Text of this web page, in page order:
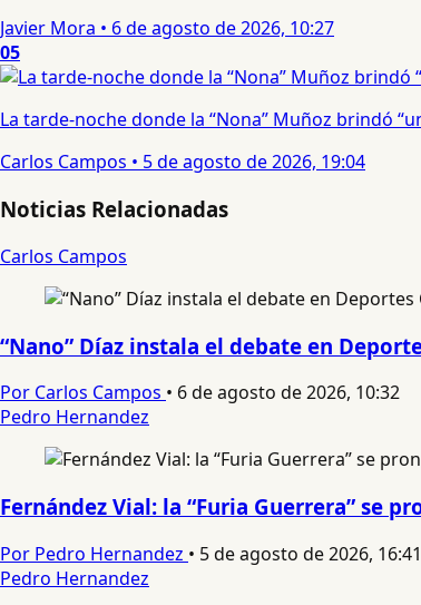
Javier Mora • 6 de agosto de 2026, 10:27
05
La tarde-noche donde la “Nona” Muñoz brindó
Carlos Campos • 5 de agosto de 2026, 19:04
Noticias Relacionadas
Carlos Campos
“Nano” Díaz instala el debate en
Por Carlos Campos • 6 de agosto de 2026, 10:32
Pedro Hernandez
Fernández Vial: la “Furia Guerrera” se
Por Pedro Hernandez • 5 de agosto de 2026, 16:41
Pedro Hernandez